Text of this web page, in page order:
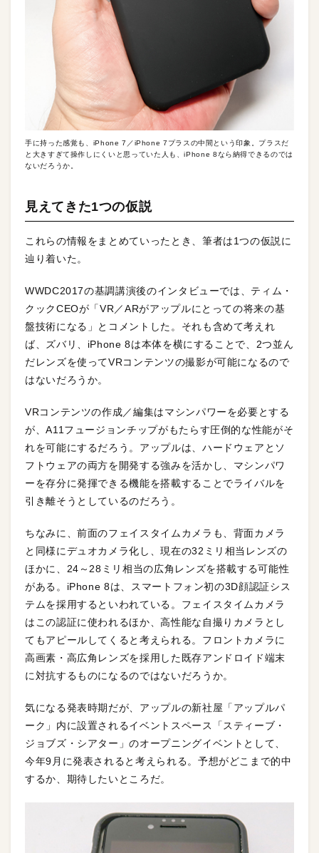
手に持った感覚も、iPhone 7／iPhone 7プラスの中間という印象。プラスだ
と大きすぎて操作しにくいと思っていた人も、iPhone 8なら納得できるのでは
ないだろうか。
見えてきた1つの仮説
これらの情報をまとめていったとき、筆者は1つの仮説に
辿り着いた。
WWDC2017の基調講演後のインタビューでは、ティム・
クックCEOが「VR／ARがアップルにとっての将来の基
盤技術になる」とコメントした。それも含めて考えれ
ば、ズバリ、iPhone 8は本体を横にすることで、2つ並ん
だレンズを使ってVRコンテンツの撮影が可能になるので
はないだろうか。
VRコンテンツの作成／編集はマシンパワーを必要とする
が、A11フュージョンチップがもたらす圧倒的な性能がそ
れを可能にするだろう。アップルは、ハードウェアとソ
フトウェアの両方を開発する強みを活かし、マシンパワ
ーを存分に発揮できる機能を搭載することでライバルを
引き離そうとしているのだろう。
ちなみに、前面のフェイスタイムカメラも、背面カメラ
と同様にデュオカメラ化し、現在の32ミリ相当レンズの
ほかに、24～28ミリ相当の広角レンズを搭載する可能性
がある。iPhone 8は、スマートフォン初の3D顔認証シス
テムを採用するといわれている。フェイスタイムカメラ
はこの認証に使われるほか、高性能な自撮りカメラとし
てもアピールしてくると考えられる。フロントカメラに
高画素・高広角レンズを採用した既存アンドロイド端末
に対抗するものになるのではないだろうか。
気になる発表時期だが、アップルの新社屋「アップルパ
ーク」内に設置されるイベントスペース「スティーブ・
ジョブズ・シアター」のオープニングイベントとして、
今年9月に発表されると考えられる。予想がどこまで的中
するか、期待したいところだ。